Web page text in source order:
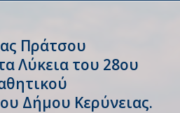
Πράτσου
Λύκεια του 28ου
Δήμου Κερύνειας.